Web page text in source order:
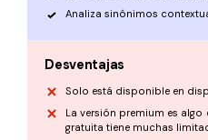
Analiza sinónimos
Desventajas
Solo está disponible en
La versión premium es
gratuita tiene muchas